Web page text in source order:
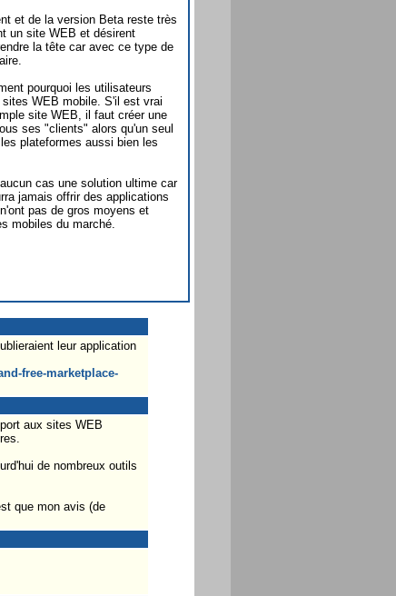
et de la version Beta reste très
un site WEB et désirent
la tête car avec ce type de
pourquoi les utilisateurs
WEB mobile. S'il est vrai
site WEB, il faut créer une
ses "clients" alors qu'un seul
plateformes aussi bien les
cas une solution ultime car
jamais offrir des applications
pas de gros moyens et
mobiles du marché.
leur application
free-marketplace-
aux sites WEB
de nombreux outils
que mon avis (de